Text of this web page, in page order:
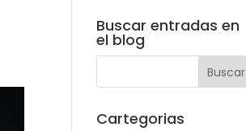
Buscar entradas en
el blog
Cartegorias